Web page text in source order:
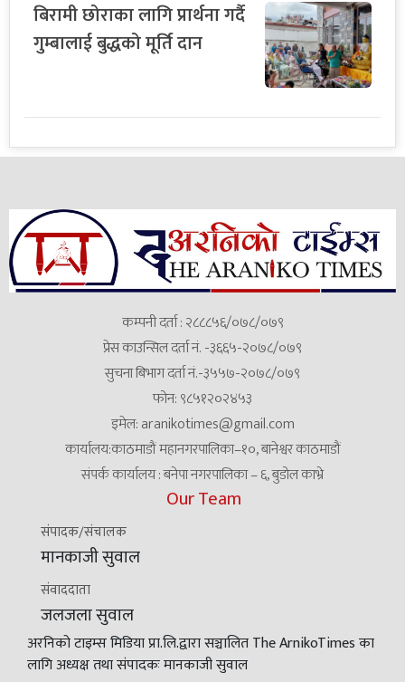
बिरामी छोराका लागि प्रार्थना गर्दै
गुम्बालाई बुद्धको मूर्ति दान
कम्पनी दर्ता : २८८८५६/०७८/०७९
प्रेस काउन्सिल दर्ता नं. -३६६५-२०७८/०७९
सुचना बिभाग दर्ता नं.-३५५७-२०७८/०७९
फोन: ९८५१२०२४५३
इमेल:aranikotimes@gmail.com
कार्यालय:काठमाडौं महानगरपालिका–१०, बानेश्वर काठमाडौं
संपर्क कार्यालय : बनेपा नगरपालिका – ६, बुडोल काभ्रे
Our Team
संपादक/संचालक
मानकाजी सुवाल
संवाददाता
जलजला सुवाल
अरनिको टाइम्स मिडिया प्रा.लि.द्वारा सञ्चालित The ArnikoTimes का
लागि अध्यक्ष तथा संपादकः मानकाजी सुवाल